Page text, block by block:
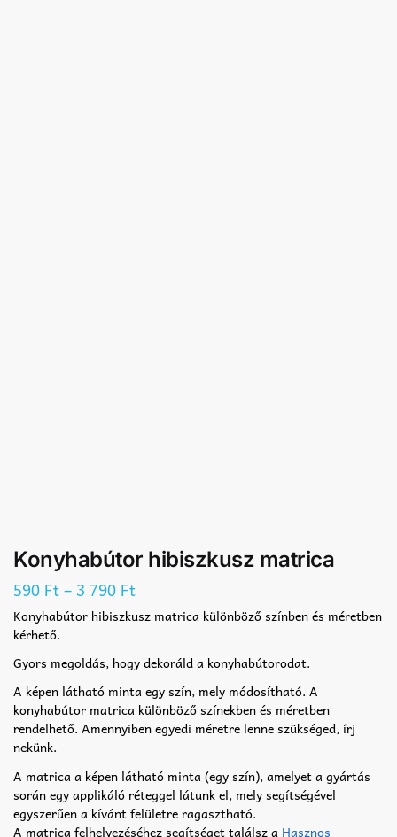
Konyhabútor hibiszkusz matrica
590 Ft– 3 790 Ft
Konyhabútor hibiszkusz matrica különböző színben és méretben
kérhető.
Gyors megoldás, hogy dekoráld a konyhabútorodat.
A képen látható minta egy szín, mely módosítható. A
konyhabútor matrica különböző színekben és méretben
rendelhető. Amennyiben egyedi méretre lenne szükséged, írj
nekünk.
A matrica a képen látható minta (egy szín), amelyet a gyártás
során egy applikáló réteggel látunk el, mely segítségével
egyszerűen a kívánt felületre ragasztható.
A matrica felhelyezéséhez segítséget találsz a Hasznos